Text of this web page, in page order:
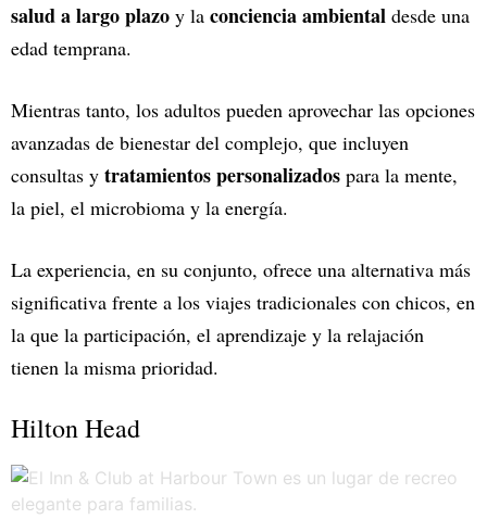
salud a largo plazo y la conciencia ambiental desde una
edad temprana.
Mientras tanto, los adultos pueden aprovechar las opciones
avanzadas de bienestar del complejo, que incluyen
consultas y tratamientos personalizados para la mente,
la piel, el microbioma y la energía.
La experiencia, en su conjunto, ofrece una alternativa más
significativa frente a los viajes tradicionales con chicos, en
la que la participación, el aprendizaje y la relajación
tienen la misma prioridad.
Hilton Head